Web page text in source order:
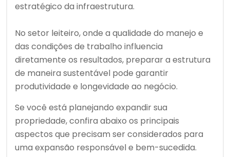
estratégico da infraestrutura.
No setor leiteiro, onde a qualidade do manejo e
das condições de trabalho influencia
diretamente os resultados, preparar a estrutura
de maneira sustentável pode garantir
produtividade e longevidade ao negócio.
Se você está planejando expandir sua
propriedade, confira abaixo os principais
aspectos que precisam ser considerados para
uma expansão responsável e bem-sucedida.